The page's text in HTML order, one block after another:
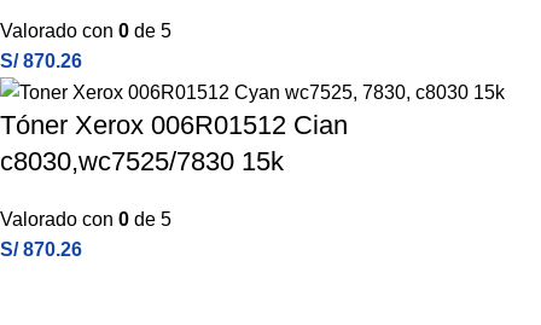
Valorado con 0 de 5
S/870.26
Tóner Xerox 006R01512 Cian
c8030,wc7525/7830 15k
Valorado con 0 de 5
S/870.26